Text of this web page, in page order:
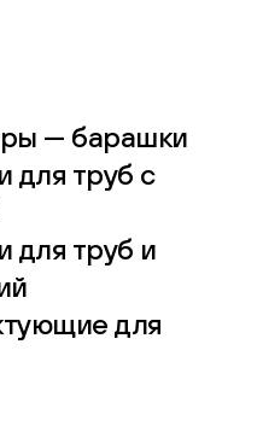
— барашки
для труб с
для труб и
для